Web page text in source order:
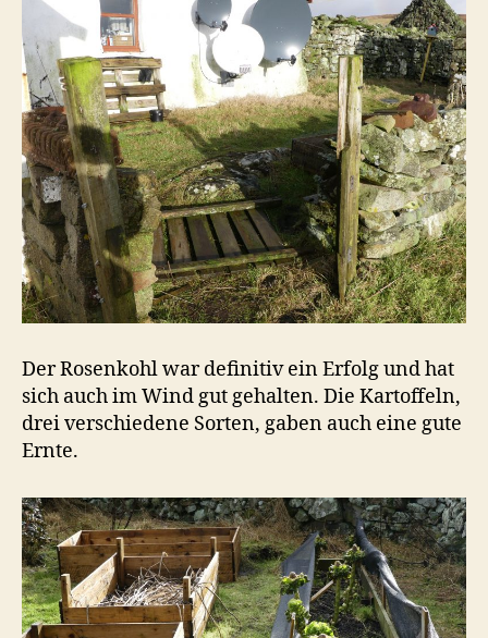
Der Rosenkohl war definitiv ein Erfolg und hat
sich auch im Wind gut gehalten. Die Kartoffeln,
drei verschiedene Sorten, gaben auch eine gute
Ernte.